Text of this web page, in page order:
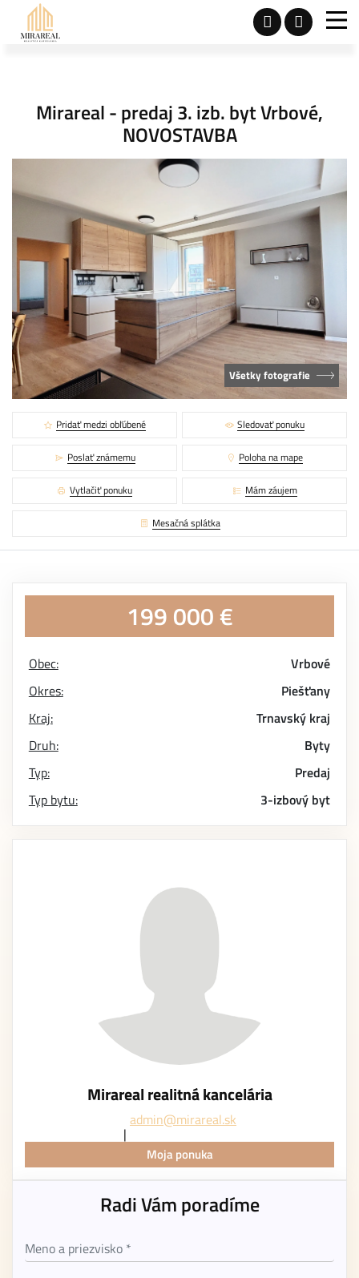
Mirareal - predaj 3. izb. byt Vrbové,
NOVOSTAVBA
Všetky fotografie
Pridať medzi obľúbené Sledovať ponuku
Poslať známemu Poloha na mape
Vytlačiť ponuku Mám záujem
Mesačná splátka
199 000 €
Obec:
Vrbové
Okres:
Piešťany
Kraj:
Trnavský kraj
Druh:
Byty
Typ:
Predaj
Typ bytu:
3-izbový byt
Mirareal realitná kancelária
admin@mirareal.sk
Moja ponuka
Radi Vám poradíme